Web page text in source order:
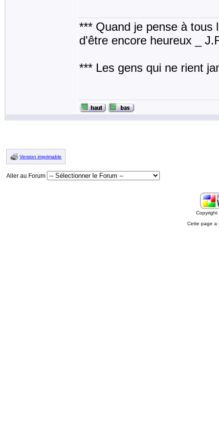
*** Quand je pense à tous
d'être encore heureux _
*** Les gens qui ne rient
Version imprimable
Aller au Forum
Cette page a